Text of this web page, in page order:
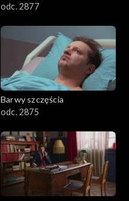
odc. 2877
Barwy szczęścia
odc. 2875